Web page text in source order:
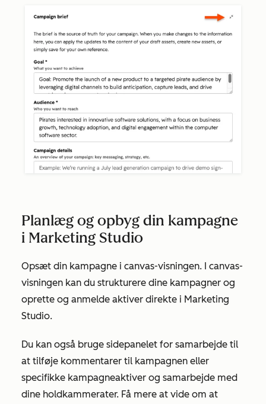
Planlæg og opbyg din kampagne
i Marketing Studio
Opsæt din kampagne i canvas-visningen. I canvas-
visningen kan du strukturere dine kampagner og
oprette og anmelde aktiver direkte i Marketing
Studio.
Du kan også bruge sidepanelet for samarbejde til
at tilføje kommentarer til kampagnen eller
specifikke kampagneaktiver og samarbejde med
dine holdkammerater. Få mere at vide om at